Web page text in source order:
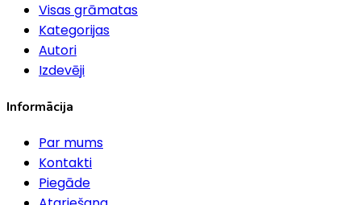
Visas grāmatas
Kategorijas
Autori
Izdevēji
Informācija
Par mums
Kontakti
Piegāde